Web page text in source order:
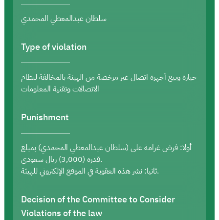
سلطان عبدالمعطي المحمدي
Type of violation
حيازة وبيع أجهزة اتصال غير مرخصة من الهيئة بالمخالفة لنظام
الاتصالات وتقنية المعلومات
Punishment
أولا: فرض غرامة على (سلطان عبدالمعطي المحمدي) بمبلغ
قدره (3,000) ريال سعودي.
ثانيا: نشر هذه العقوبة في الموقع الإلكتروني للهيئة.
Decision of the Committee to Consider
Violations of the law